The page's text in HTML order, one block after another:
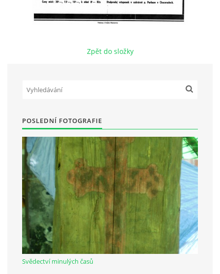
MÍSTO PRO VAŠE VZKAZY!!
Občanská vzdělávací jednota "Komenský" v Choceradech z.s.
257 24 Chocerady
IČ: 498 28 614
Kontaktní osoba:
Mgr. Miroslava Cinkeisová
723 967 851
Mirkaci@email.cz
© 2026 eStránky.cz RSS
Zpět do složky
POSLEDNÍ FOTOGRAFIE
Svědectví minulých časů